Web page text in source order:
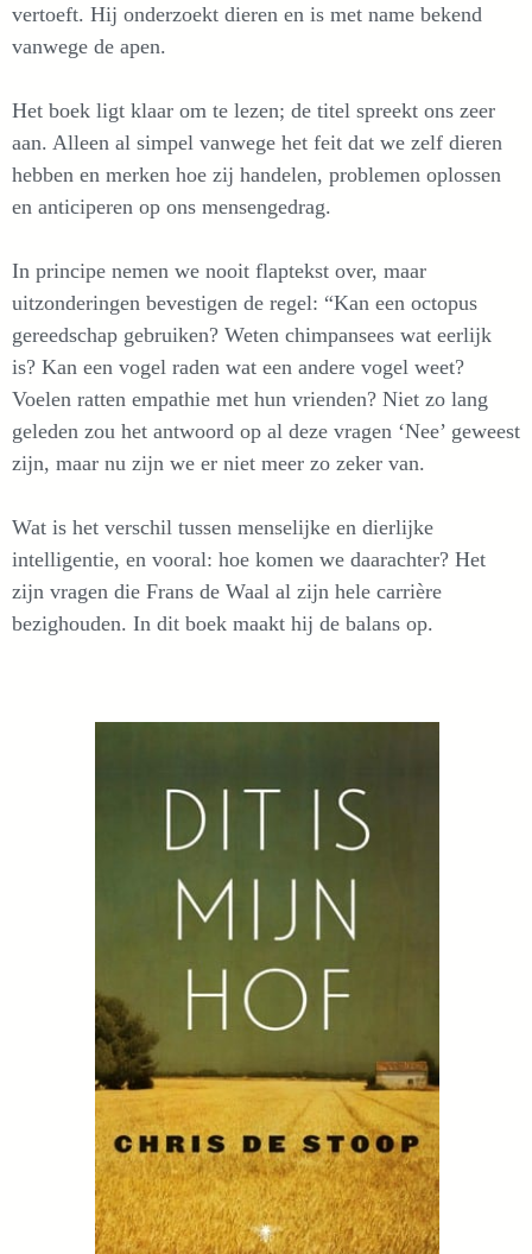
vertoeft. Hij onderzoekt dieren en is met name bekend
vanwege de apen.
Het boek ligt klaar om te lezen; de titel spreekt ons zeer
aan. Alleen al simpel vanwege het feit dat we zelf dieren
hebben en merken hoe zij handelen, problemen oplossen
en anticiperen op ons mensengedrag.
In principe nemen we nooit flaptekst over, maar
uitzonderingen bevestigen de regel: “Kan een octopus
gereedschap gebruiken? Weten chimpansees wat eerlijk
is? Kan een vogel raden wat een andere vogel weet?
Voelen ratten empathie met hun vrienden? Niet zo lang
geleden zou het antwoord op al deze vragen ‘Nee’ geweest
zijn, maar nu zijn we er niet meer zo zeker van.
Wat is het verschil tussen menselijke en dierlijke
intelligentie, en vooral: hoe komen we daarachter? Het
zijn vragen die Frans de Waal al zijn hele carrière
bezighouden. In dit boek maakt hij de balans op.